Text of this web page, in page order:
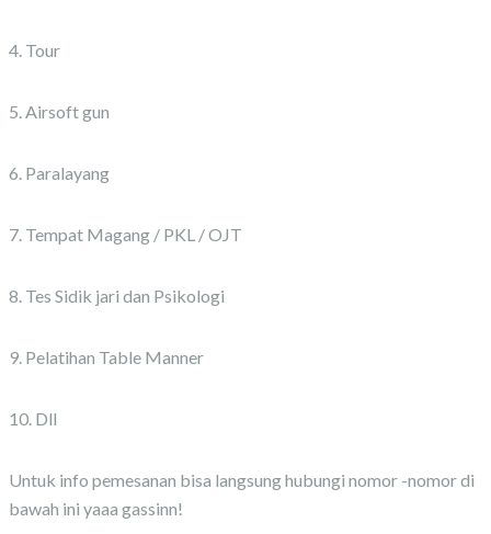
4. Tour
5. Airsoft gun
6. Paralayang
7. Tempat Magang / PKL / OJT
8. Tes Sidik jari dan Psikologi
9. Pelatihan Table Manner
10. Dll
Untuk info pemesanan bisa langsung hubungi nomor -nomor di
bawah ini yaaa gassinn!